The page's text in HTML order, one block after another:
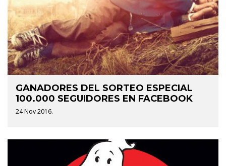
GANADORES DEL SORTEO ESPECIAL
100.000 SEGUIDORES EN FACEBOOK
24 Nov 2016.